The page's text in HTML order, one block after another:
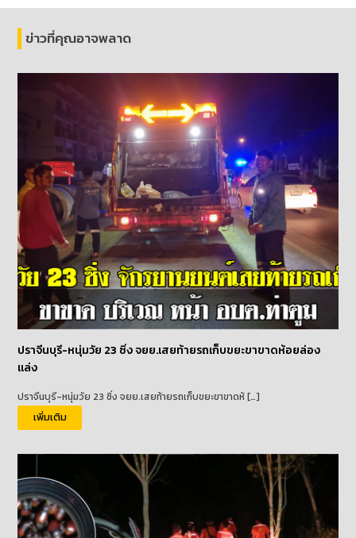
ข่าวที่คุณอาจพลาด
ปราจีนบุรี-หนุ่มวัย 23 ซิ่ง จยย.เสยท้ายรถเก็บขยะขาขาดห้อยล่อง
แล่ง
ปราจีนบุรี-หนุ่มวัย 23 ซิ่ง จยย.เสยท้ายรถเก็บขยะขาขาดห้ […]
เพิ่มเติม